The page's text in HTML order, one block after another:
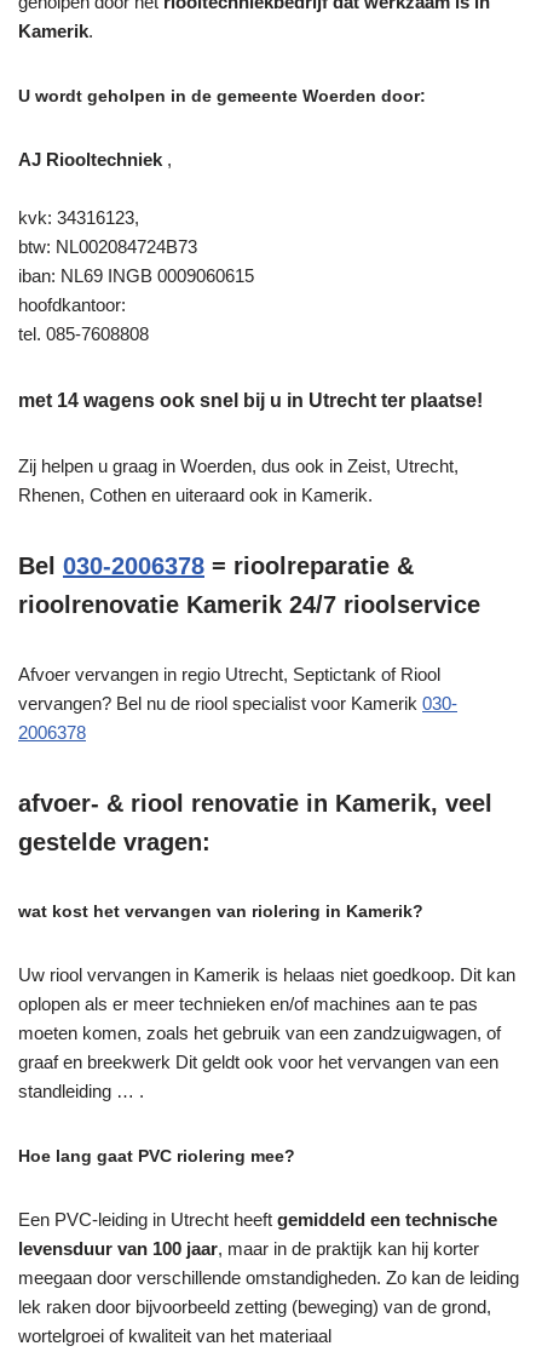
Kamerik.
U wordt geholpen in de gemeente Woerden door:
AJ Riooltechniek ,
kvk: 34316123,
btw: NL002084724B73
iban: NL69 INGB 0009060615
hoofdkantoor:
tel. 085-7608808
met 14 wagens ook snel bij u in Utrecht ter plaatse!
Zij helpen u graag in Woerden, dus ook in Zeist, Utrecht,
Rhenen, Cothen en uiteraard ook in Kamerik.
Bel 030-2006378 = rioolreparatie &
rioolrenovatie Kamerik 24/7 rioolservice
Afvoer vervangen in regio Utrecht, Septictank of Riool
vervangen? Bel nu de riool specialist voor Kamerik 030-
2006378
afvoer- & riool renovatie in Kamerik, veel
gestelde vragen:
wat kost het vervangen van riolering in Kamerik?
Uw riool vervangen in Kamerik is helaas niet goedkoop. Dit kan
oplopen als er meer technieken en/of machines aan te pas
moeten komen, zoals het gebruik van een zandzuigwagen, of
graaf en breekwerk Dit geldt ook voor het vervangen van een
standleiding … .
Hoe lang gaat PVC riolering mee?
Een PVC-leiding in Utrecht heeft gemiddeld een technische
levensduur van 100 jaar, maar in de praktijk kan hij korter
meegaan door verschillende omstandigheden. Zo kan de leiding
lek raken door bijvoorbeeld zetting (beweging) van de grond,
wortelgroei of kwaliteit van het materiaal